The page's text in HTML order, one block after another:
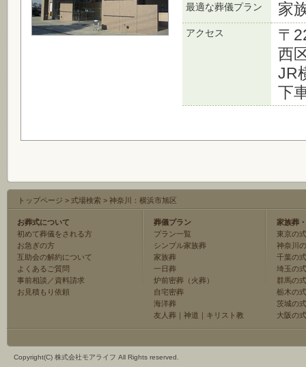
最適な葬儀プラン 家
アクセス
〒
西
JR
下
トップページ > 式場検索 > 神奈川：横浜市旭区
お葬式について
初めて葬儀をされる方
お急ぎの方
互助会の解約について
よくあるご質問
事前相談／資料請求
お見積もり依頼
葬儀プラン
プラン一覧
シンプル家族葬
家族葬
一日葬
炉前密葬（火葬）
自宅密葬
海洋葬
友人葬 ｜ 神道 ｜ キリスト教
家族葬
東京の
神奈川
千葉の
埼玉の
群馬の
栃木の
茨城の
大阪の
Copyright(C) 株式会社モアライフ All Rights reserved.